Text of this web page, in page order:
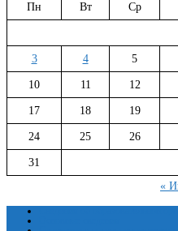
Пн
Вт Ср
3 4 5
10 11 12
17 18 19
24 25 26
31
«